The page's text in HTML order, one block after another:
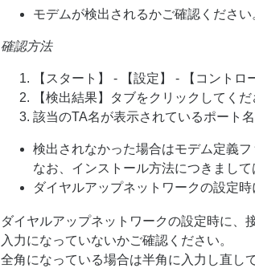
モデムが検出されるかご確認ください
確認方法
【スタート】 - 【設定】 - 【コント
【検出結果】タブをクリックしてくだ
該当のTA名が表示されているポート
検出されなかった場合はモデム定義
なお、インストール方法につきまし
ダイヤルアップネットワークの設定
ダイヤルアップネットワークの設定時に、
入力になっていないかご確認ください。
全角になっている場合は半角に入力し直し